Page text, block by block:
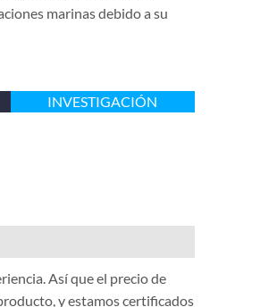
marinas debido a su
INVESTIGACIÓN
Así que el precio de
y estamos certificados